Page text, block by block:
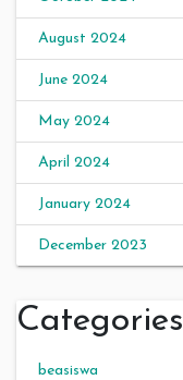
August 2024
June 2024
May 2024
April 2024
January 2024
December 2023
Categories
beasiswa